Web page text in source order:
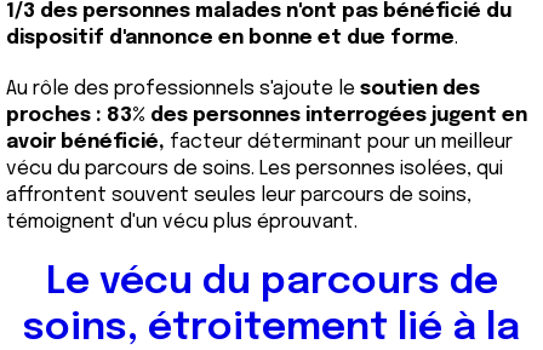
1/3 des personnes malades n'ont pas bénéficié du
dispositif d'annonce en bonne et due forme.
Au rôle des professionnels s'ajoute le soutien des
proches : 83% des personnes interrogées jugent en
avoir bénéficié, facteur déterminant pour un meilleur
vécu du parcours de soins. Les personnes isolées, qui
affrontent souvent seules leur parcours de soins,
témoignent d'un vécu plus éprouvant.
Le vécu du parcours de
soins, étroitement lié à la